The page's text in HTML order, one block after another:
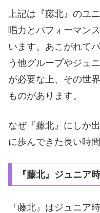
上記は『藤北』のユ
唱力とパフォーマン
います。あこがれて
う他グループやジュ
が必要な上、その世
ものがあります。
なぜ『藤北』にしか
に歩んできた長い時
『藤北』ジュニア
『藤北』はジュニア